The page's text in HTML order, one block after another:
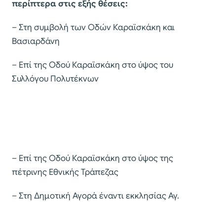
περίπτερα στις εξής θέσεις:
– Στη συμβολή των Οδών Καραϊσκάκη και
Βασιαρδάνη
– Επί της Οδού Καραϊσκάκη στο ύψος του
Συλλόγου Πολυτέκνων
– Επί της Οδού Καραϊσκάκη στο ύψος της
πέτρινης Εθνικής Τράπεζας
– Στη Δημοτική Αγορά έναντι εκκλησίας Αγ.